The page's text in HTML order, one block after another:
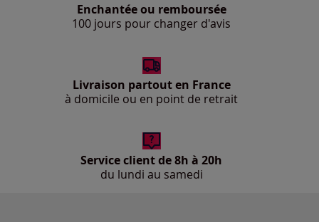
Enchantée ou remboursée
100 jours pour changer d'avis
Livraison partout en France
à domicile ou en point de retrait
Service client de 8h à 20h
du lundi au samedi